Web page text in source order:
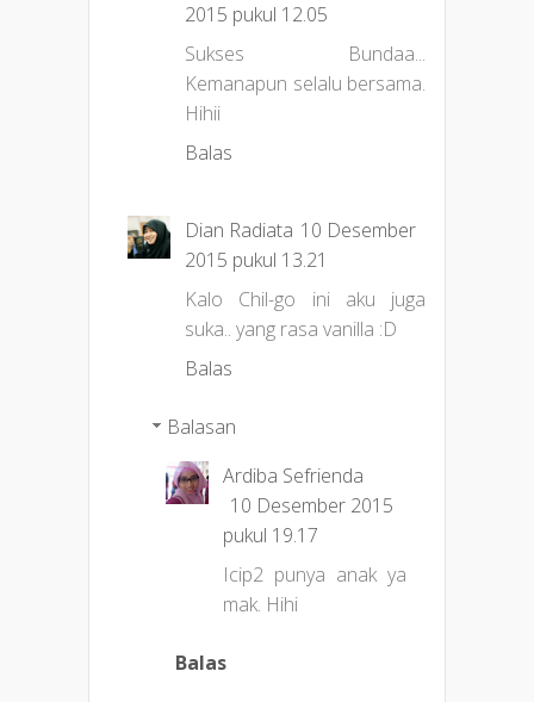
2015 pukul 12.05
Sukses Bundaa...
Kemanapun selalu bersama.
Hihii
Balas
Dian Radiata 10 Desember
2015 pukul 13.21
Kalo Chil-go ini aku juga
suka.. yang rasa vanilla :D
Balas
Balasan
Ardiba Sefrienda
10 Desember 2015
pukul 19.17
Icip2 punya anak ya
mak. Hihi
Balas